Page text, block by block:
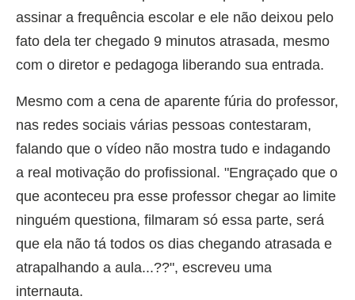
assinar a frequência escolar e ele não deixou pelo
fato dela ter chegado 9 minutos atrasada, mesmo
com o diretor e pedagoga liberando sua entrada.
Mesmo com a cena de aparente fúria do professor,
nas redes sociais várias pessoas contestaram,
falando que o vídeo não mostra tudo e indagando
a real motivação do profissional. "Engraçado que o
que aconteceu pra esse professor chegar ao limite
ninguém questiona, filmaram só essa parte, será
que ela não tá todos os dias chegando atrasada e
atrapalhando a aula...??", escreveu uma
internauta.